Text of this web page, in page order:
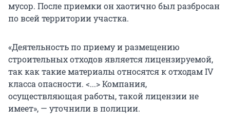
мусор. После приемки он хаотично был разбросан
по всей территории участка.
«Деятельность по приему и размещению
строительных отходов является лицензируемой,
так как такие материалы относятся к отходам IV
класса опасности. <...> Компания,
осуществляющая работы, такой лицензии не
имеет», — уточнили в полиции.